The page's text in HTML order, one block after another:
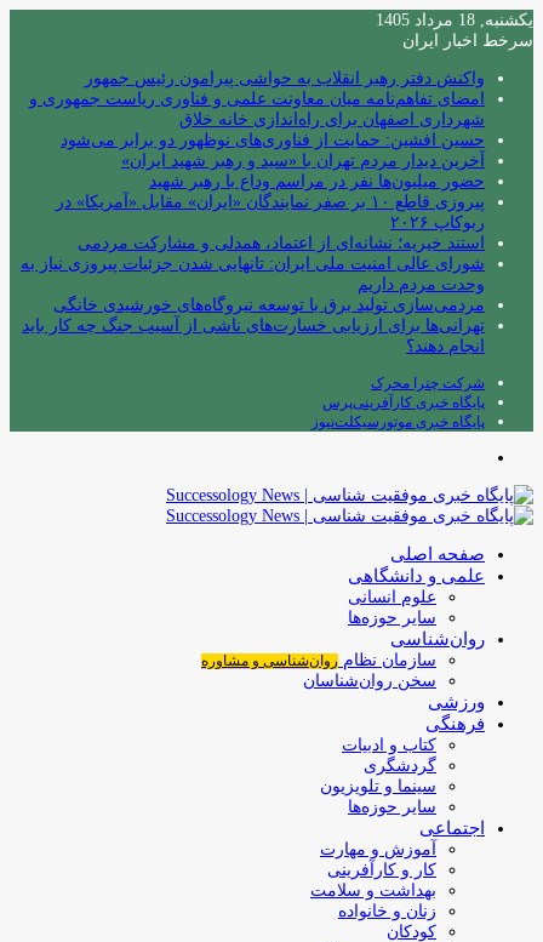
یکشنبه, 18 مرداد 1405
سرخط اخبار ایران
واکنش دفتر رهبر انقلاب به حواشی پیرامون رئیس جمهور
امضای تفاهم‌نامه میان معاونت علمی و فناوری ریاست جمهوری و
شهرداری اصفهان برای راه‌اندازی خانه خلاق
حسین افشین: حمایت از فناوری‌های نوظهور دو برابر می‌شود
آخرین دیدار مردم تهران با «سید و رهبر شهید ایران»
حضور میلیون‌ها نفر در مراسم وداع با رهبر شهید
پیروزی قاطع ۱۰ بر صفر نمایندگان «ایران» مقابل «آمریکا» در
ربوکاپ ۲۰۲۶
استند خیریه؛ نشانه‌ای از اعتماد، همدلی و مشارکت مردمی
شورای عالی امنیت ملی ایران: تانهایی شدن جزئیات پیروزی نیاز به
وحدت مردم داریم
مردمی‌سازی تولید برق با توسعه نیروگاه‌های خورشیدی خانگی
تهرانی‌ها برای ارزیابی خسارت‌های ناشی از آسیب جنگ چه کار باید
انجام دهند؟
شرکت چترا محرک
پایگاه خبری کارآفرینی‌پرس
پایگاه خبری موتورسیکلت‌نیوز
صفحه اصلی
علمی و دانشگاهی
علوم انسانی
سایر حوزه‌ها
روان‌شناسی
سازمان نظام روان‌شناسی و مشاوره
سخن روان‌شناسان
ورزشی
فرهنگی
کتاب و ادبیات
گردشگری
سینما و تلویزیون
سایر حوزه‌ها
اجتماعی
آموزش و مهارت
کار و کارآفرینی
بهداشت و سلامت
زنان و خانواده
کودکان